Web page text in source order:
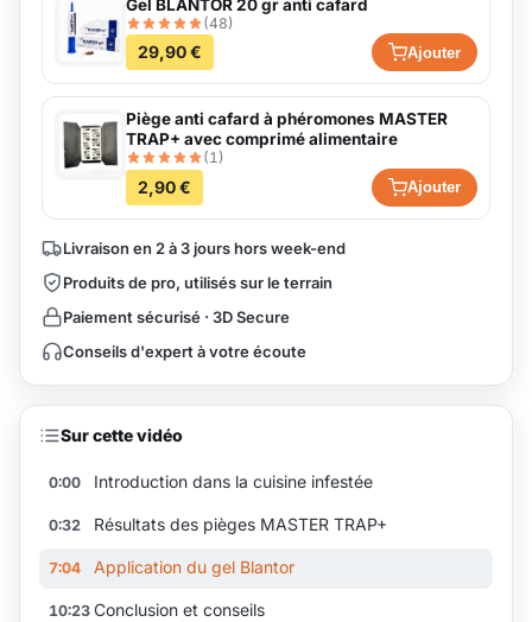
Gel BLANTOR 20 gr anti cafard
(48)
29,90 € Ajouter
Piège anti cafard à phéromones MASTER
TRAP+ avec comprimé alimentaire
(1)
2,90 € Ajouter
Livraison en 2 à 3 jours hors week-end
Produits de pro, utilisés sur le terrain
Paiement sécurisé · 3D Secure
Conseils d'expert à votre écoute
Sur cette vidéo
0:00 Introduction dans la cuisine infestée
0:32 Résultats des pièges MASTER TRAP+
7:04 Application du gel Blantor
10:23 Conclusion et conseils